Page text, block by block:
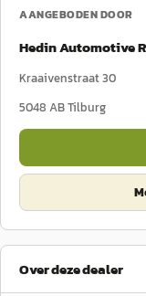
AANGEBODEN DOOR
Hedin Automotive
Kraaivenstraat 30
5048 ABTilburg
Over deze dealer